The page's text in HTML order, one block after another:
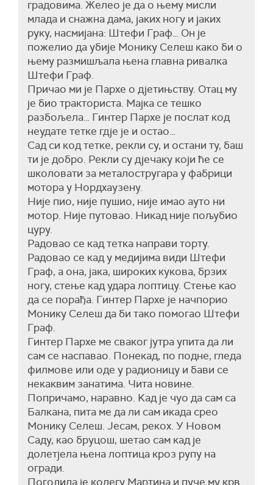
градовима. Желео је да о њему мисли
млада и снажна дама, јаких ногу и јаких
руку, насмијана: Штефи Граф… Он је
пожелио да убије Монику Селеш како би о
њему размишљала њена главна ривалка
Штефи Граф.
Причао ми је Пархе о дјетињству. Отац му
је био тракториста. Мајка се тешко
разбољела… Гинтер Пархе је послат код
неудате тетке гдје је и остао…
Сад си код тетке, рекли су, и остани ту, баш
ти је добро. Рекли су дјечаку који ће се
школовати за металостругара у фабрици
мотора у Нордхаузену.
Није пио, није пушио, није имао ауто ни
мотор. Није путовао. Никад није пољубио
цуру.
Радовао се кад тетка направи торту.
Радовао се кад у медијима види Штефи
Граф, а она, јака, широких кукова, брзих
ногу, стење кад удара лоптицу. Стење као
да се порађа. Гинтер Пархе је начпорио
Монику Селеш да би тако помогао Штефи
Граф.
Гинтер Пархе ме сваког јутра упита да ли
сам се наспавао. Понекад, по подне, гледа
филмове или оде у радионицу и бави се
некаквим занатима. Чита новине.
Попричамо, наравно. Kад је чуо да сам са
Балкана, пита ме да ли сам икада срео
Монику Селеш. Јесам, рекох. У Новом
Саду, као бруцош, шетао сам кад је
долетјела њена лоптица кроз рупу на
огради.
Погодила је колегу Мартина и пуче му крв